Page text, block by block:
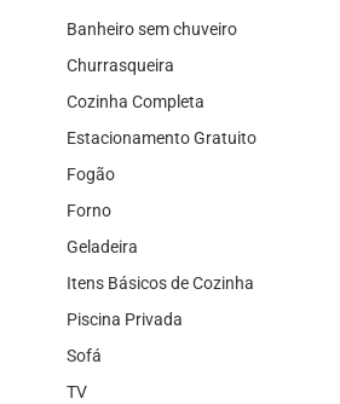
Banheiro sem chuveiro
Churrasqueira
Cozinha Completa
Estacionamento Gratuito
Fogão
Forno
Geladeira
Itens Básicos de Cozinha
Piscina Privada
Sofá
TV